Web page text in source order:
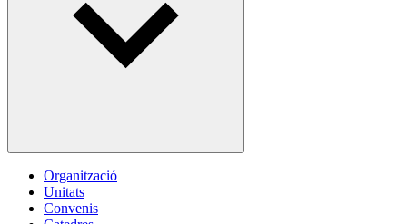
Organització
Unitats
Convenis